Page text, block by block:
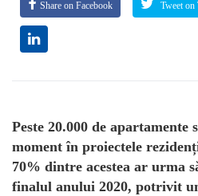
Share on Facebook Tweet on
Peste 20.000 de apartamente
moment în proiectele
70% dintre acestea ar urma
finalul anului 2020, potrivit